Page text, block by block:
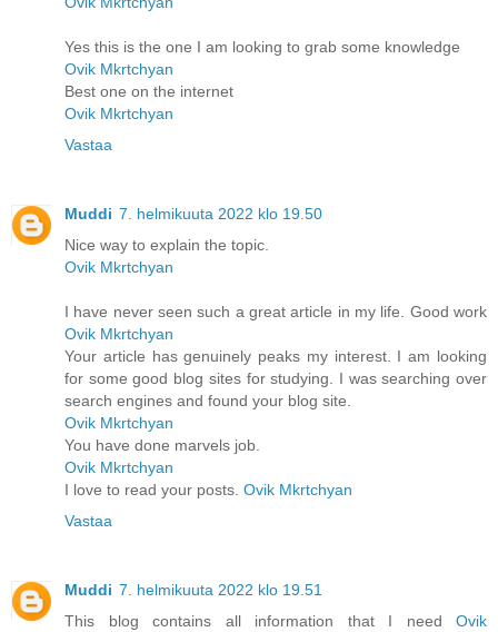
Yes this is the one I am looking to grab some knowledge
Ovik Mkrtchyan
Best one on the internet
Ovik Mkrtchyan
Vastaa
Muddi 7. helmikuuta 2022 klo 19.50
Nice way to explain the topic.
Ovik Mkrtchyan
I have never seen such a great article in my life. Good work
Ovik Mkrtchyan
Your article has genuinely peaks my interest. I am looking
for some good blog sites for studying. I was searching over
search engines and found your blog site.
Ovik Mkrtchyan
You have done marvels job.
Ovik Mkrtchyan
I love to read your posts. Ovik Mkrtchyan
Vastaa
Muddi 7. helmikuuta 2022 klo 19.51
This blog contains all information that I need Ovik